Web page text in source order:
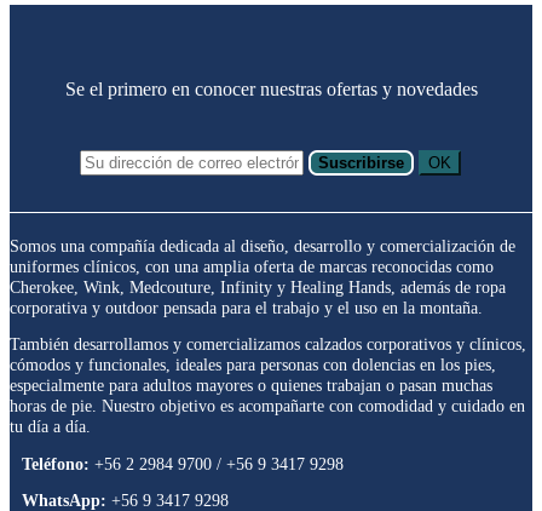
Se el primero en conocer nuestras ofertas y novedades
Suscribirse OK
Somos una compañía dedicada al diseño, desarrollo y comercialización de
uniformes clínicos, con una amplia oferta de marcas reconocidas como
Cherokee, Wink, Medcouture, Infinity y Healing Hands, además de ropa
corporativa y outdoor pensada para el trabajo y el uso en la montaña.
También desarrollamos y comercializamos calzados corporativos y clínicos,
cómodos y funcionales, ideales para personas con dolencias en los pies,
especialmente para adultos mayores o quienes trabajan o pasan muchas
horas de pie. Nuestro objetivo es acompañarte con comodidad y cuidado en
tu día a día.
Teléfono: +56 2 2984 9700 / +56 9 3417 9298
WhatsApp: +56 9 3417 9298